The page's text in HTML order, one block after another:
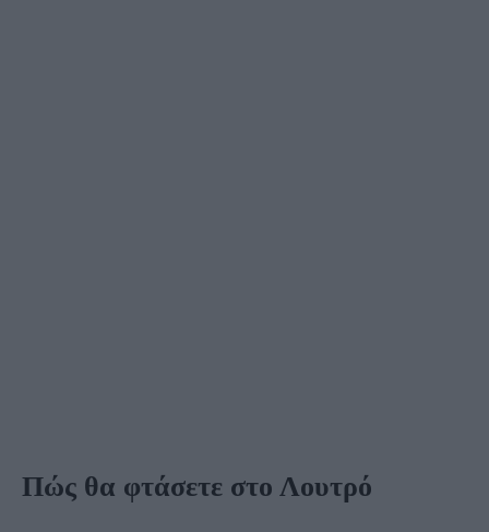
Πώς θα φτάσετε στο Λουτρό